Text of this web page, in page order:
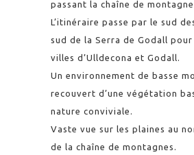
passant la chaîne de
L’itinéraire passe par le sud
sud de la Serra de Godall
villes d’Ulldecona et Godall.
Un environnement de basse
recouvert d’une végétation
nature conviviale.
Vaste vue sur les plaines au
de la chaîne de montagnes.